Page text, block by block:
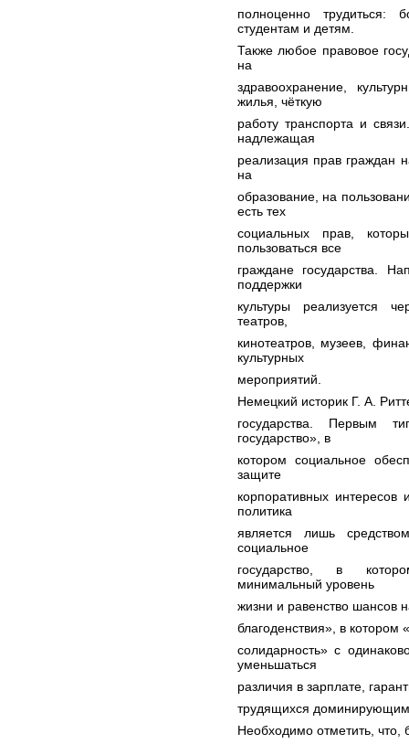
полноценно
студентам и детям.
Также любое правовое
на
здравоохранение,
жилья, чёткую
работу транспорта и
надлежащая
реализация прав граждан
на
образование, на
есть тех
социальных прав,
пользоваться все
граждане государства.
поддержки
культуры реализуется
театров,
кинотеатров, музеев,
культурных
мероприятий.
Немецкий историк Г. А.
государства. Первым
государство», в
котором социальное
защите
корпоративных интересов
политика
является лишь
социальное
государство, в
минимальный уровень
жизни и равенство шансов
благоденствия», в котором
солидарность» с
уменьшаться
различия в зарплате,
трудящихся доминирующим
Необходимо отметить, что,